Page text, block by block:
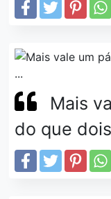
Mais
do que